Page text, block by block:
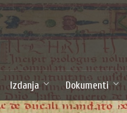
Izdanja Dokumenti